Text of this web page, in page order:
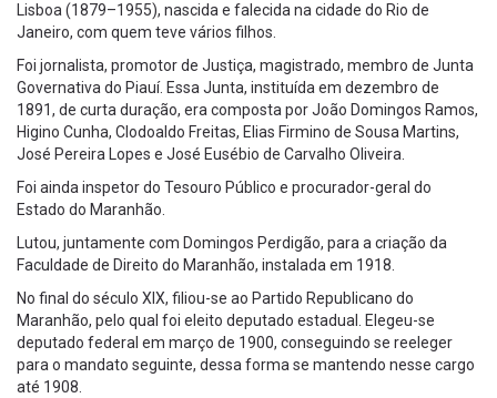
Lisboa (1879–1955), nascida e falecida na cidade do Rio de
Janeiro, com quem teve vários filhos.
Foi jornalista, promotor de Justiça, magistrado, membro de Junta
Governativa do Piauí. Essa Junta, instituída em dezembro de
1891, de curta duração, era composta por João Domingos Ramos,
Higino Cunha, Clodoaldo Freitas, Elias Firmino de Sousa Martins,
José Pereira Lopes e José Eusébio de Carvalho Oliveira.
Foi ainda inspetor do Tesouro Público e procurador-geral do
Estado do Maranhão.
Lutou, juntamente com Domingos Perdigão, para a criação da
Faculdade de Direito do Maranhão, instalada em 1918.
No final do século XIX, filiou-se ao Partido Republicano do
Maranhão, pelo qual foi eleito deputado estadual. Elegeu-se
deputado federal em março de 1900, conseguindo se reeleger
para o mandato seguinte, dessa forma se mantendo nesse cargo
até 1908.